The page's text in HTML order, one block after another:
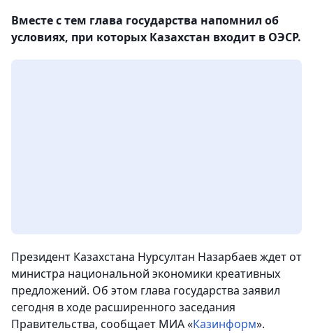
Вместе с тем глава государства напомнил об
условиях, при которых Казахстан входит в ОЭСР.
Президент Казахстана Нурсултан Назарбаев ждет от
министра национальной экономики креативных
предложений. Об этом глава государства заявил
сегодня в ходе расширенного заседания
Правительства, сообщает МИА «Казинформ».